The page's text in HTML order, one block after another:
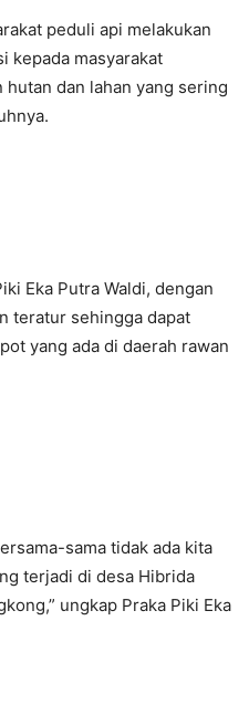
peduli api melakukan
kepada masyarakat
dan lahan yang sering
Eka Putra Waldi, dengan
teratur sehingga dapat
yang ada di daerah rawan
sama tidak ada kita
terjadi di desa Hibrida
ungkap Praka Piki Eka